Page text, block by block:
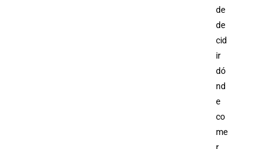
de
de
cid
ir
dó
nd
e
co
me